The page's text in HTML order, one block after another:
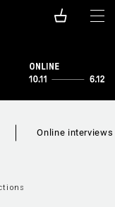
Online interviews